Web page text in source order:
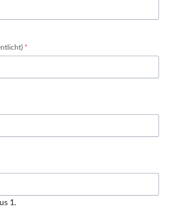
*
1.